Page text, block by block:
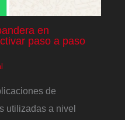
en
paso a paso
de
utilizadas a nivel